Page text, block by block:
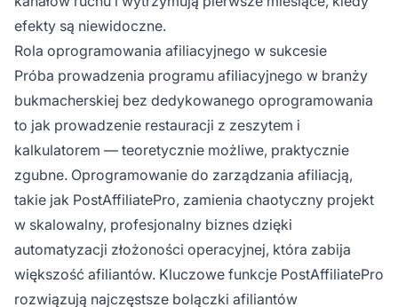
efekty są niewidoczne.
Rola oprogramowania afiliacyjnego w sukcesie
Próba prowadzenia programu afiliacyjnego w branży
bukmacherskiej bez dedykowanego oprogramowania
to jak prowadzenie restauracji z zeszytem i
kalkulatorem — teoretycznie możliwe, praktycznie
zgubne. Oprogramowanie do zarządzania afiliacją,
takie jak PostAffiliatePro, zamienia chaotyczny projekt
w skalowalny, profesjonalny biznes dzięki
automatyzacji złożoności operacyjnej, która zabija
większość afiliantów. Kluczowe funkcje PostAffiliatePro
rozwiązują najczęstsze bolączki afiliantów